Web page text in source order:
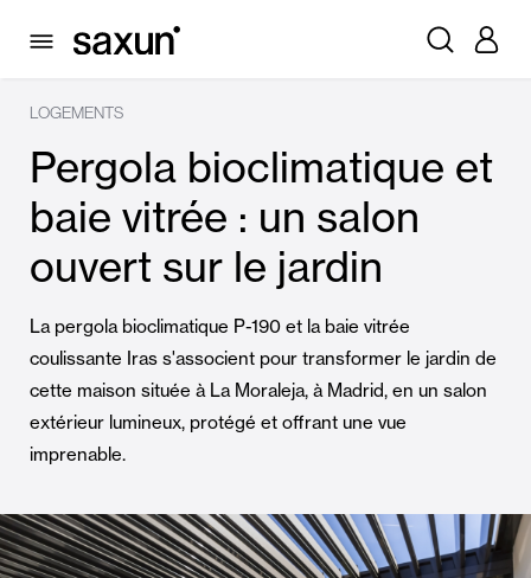
LOGEMENTS
Pergola bioclimatique et
baie vitrée : un salon
ouvert sur le jardin
La pergola bioclimatique P-190 et la baie vitrée
coulissante Iras s'associent pour transformer le jardin de
cette maison située à La Moraleja, à Madrid, en un salon
extérieur lumineux, protégé et offrant une vue
imprenable.